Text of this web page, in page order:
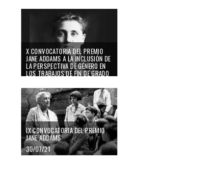
X CONVOCATORIA DEL PREMIO
JANE ADDAMS A LA INCLUSIÓN DE
LA PERSPECTIVA DE GÉNERO EN
LOS TRABAJOS DE FIN DE GRADO
IX CONVOCATORIA DEL PREMIO
JANE ADDAMS
30/07/21